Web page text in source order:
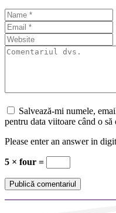
Salvează-mi numele,
pentru data viitoare când o să
Please enter an answer in
5 × four =